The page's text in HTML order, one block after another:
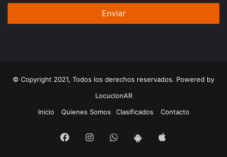
© Copyright 2021, Todos los derechos reservados. Powered by
LocucionAR
Inicio
Quienes Somos Clasificados Contacto
FacebookInstagramWhatsapp